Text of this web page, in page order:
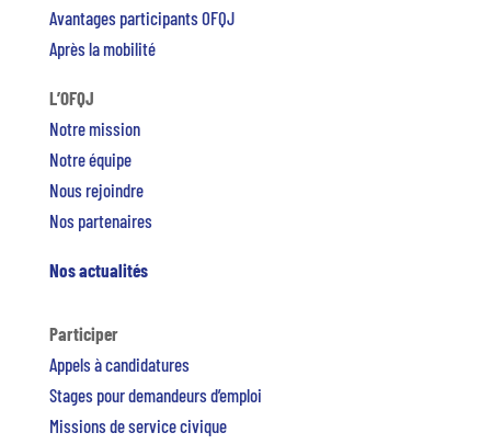
Avantages participants OFQJ
Après la mobilité
L’OFQJ
Notre mission
Notre équipe
Nous rejoindre
Nos partenaires
Nos actualités
Participer
Appels à candidatures
Stages pour demandeurs d’emploi
Missions de service civique